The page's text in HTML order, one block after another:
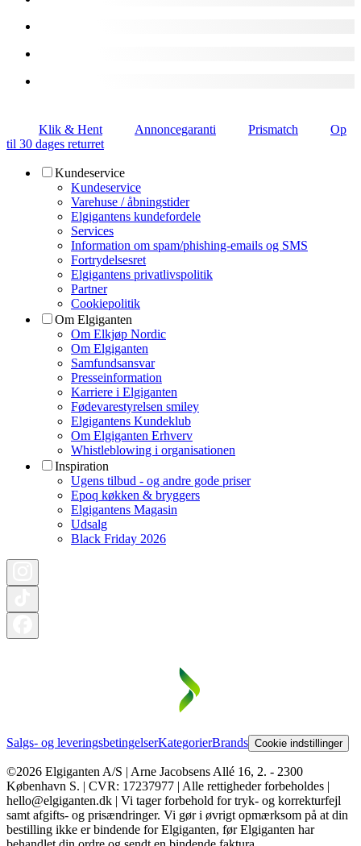
Klik & Hent Annoncegaranti Prismatch
Op
til 30 dages returret
Kundeservice
Kundeservice
Varehuse / åbningstider
Elgigantens kundefordele
Services
Information om spam/phishing-emails og SMS
Fortrydelsesret
Elgigantens privatlivspolitik
Partner
Cookiepolitik
Om Elgiganten
Om Elkjøp Nordic
Om Elgiganten
Samfundsansvar
Presseinformation
Karriere i Elgiganten
Fødevarestyrelsen smiley
Elgigantens Kundeklub
Om Elgiganten Erhverv
Whistleblowing i organisationen
Inspiration
Ugens tilbud - og andre gode priser
Epoq køkken & bryggers
Elgigantens Magasin
Udsalg
Black Friday 2026
Salgs- og leveringsbetingelserKategorierBrands Cookie indstillinger
©2026 Elgiganten A/S | Arne Jacobsens Allé 16, 2. - 2300
København S. | CVR: 17237977 | Alle rettigheder forbeholdes |
hello@elgiganten.dk | Vi tager forbehold for tryk- og korrekturfejl
samt afgifts- og prisændringer. Vi gør i øvrigt opmærksom på at din
bestilling ikke er bindende for Elgiganten, før Elgiganten har